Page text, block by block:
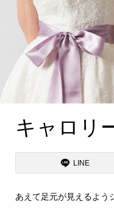
キャロリ
LINE
あえて足元が見えるよう